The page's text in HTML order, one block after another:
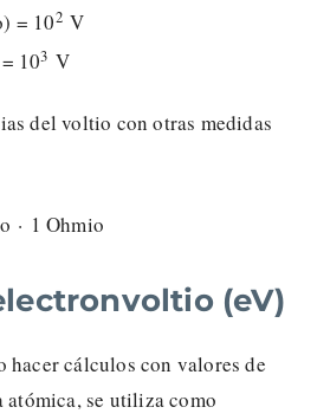
= 102V
103 V
del voltio con otras medidas
· 1 Ohmio
(eV)
hacer cálculos con valores de
atómica, se utiliza como